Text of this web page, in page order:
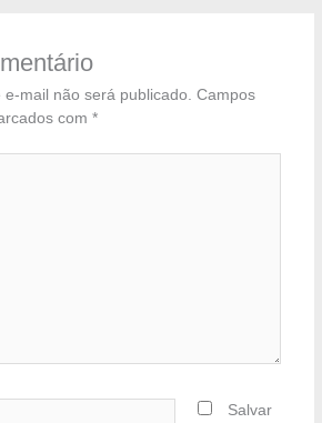
mail não será publicado. Campos
com *
Salvar